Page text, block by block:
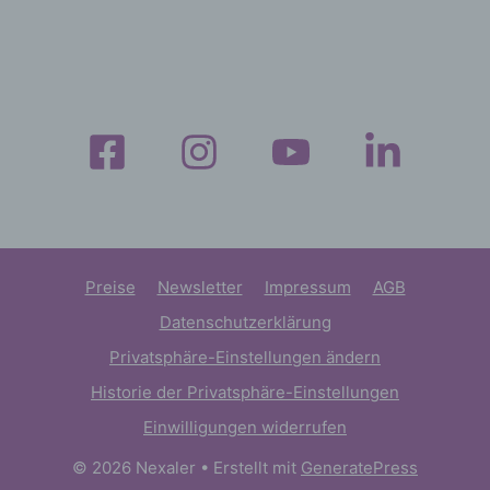
Preise Newsletter Impressum
AGB
Datenschutzerklärung
Privatsphäre-Einstellungen ändern
Historie der Privatsphäre-Einstellungen
Einwilligungen widerrufen
© 2026 Nexaler • Erstellt mit GeneratePress
Birgit Becker
Deutschland
E-Mail: info@nexaler.de
DE416147196